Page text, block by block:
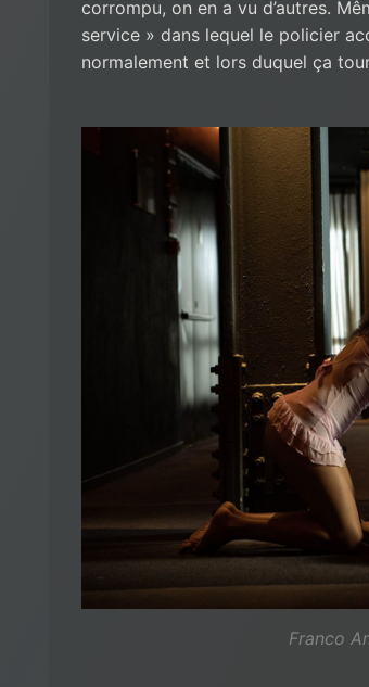
corrompu, on en a vu d’autres.
service » dans lequel le policier
normalement et lors duquel ça
Franco